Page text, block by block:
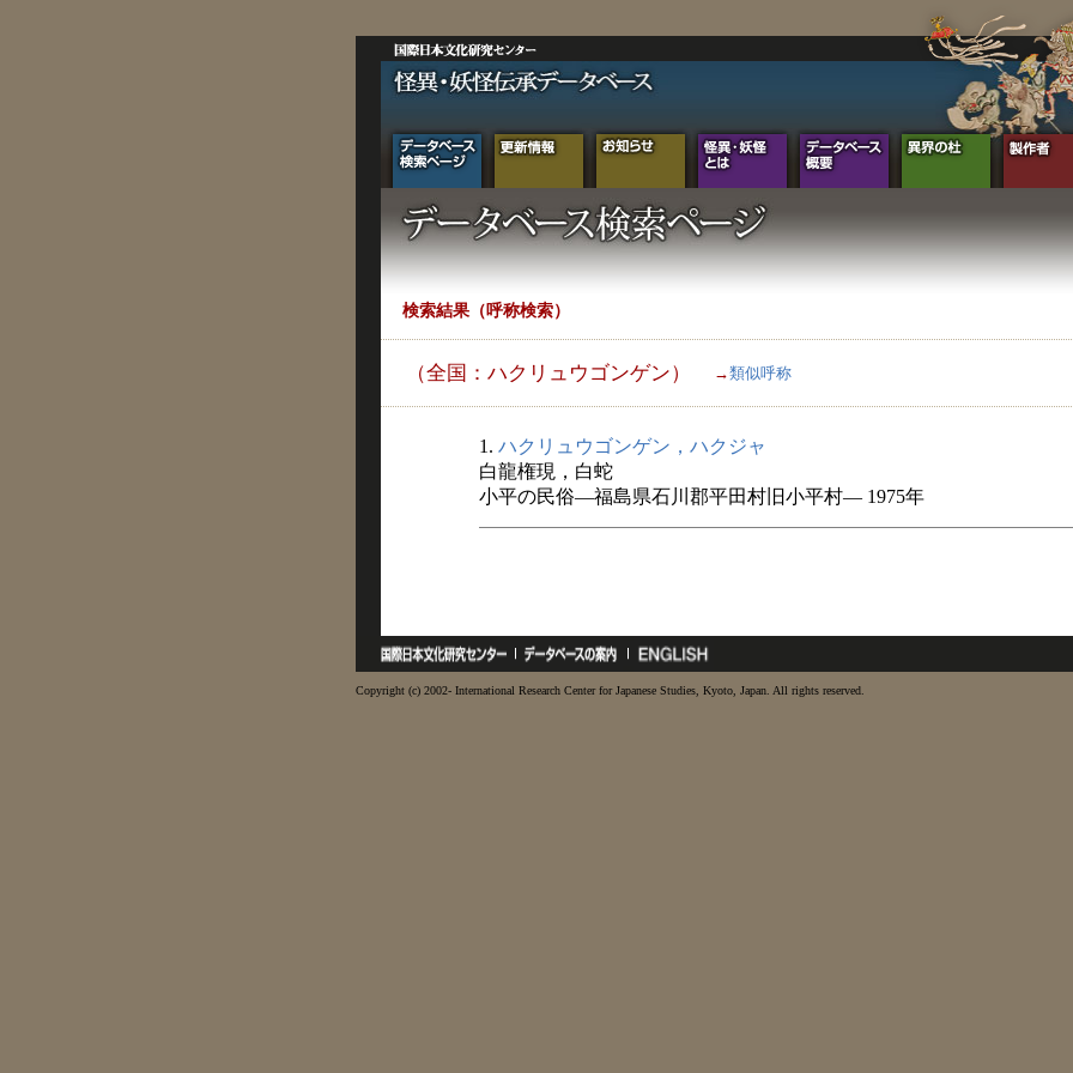
検索結果（呼称検索）
（全国：ハクリュウゴンゲン） →類似呼称
1. ハクリュウゴンゲン，ハクジャ
白龍権現，白蛇
小平の民俗―福島県石川郡平田村旧小平村― 1975年
Copyright (c) 2002- International Research Center for Japanese Studies, Kyoto, Japan. All rights reserved.